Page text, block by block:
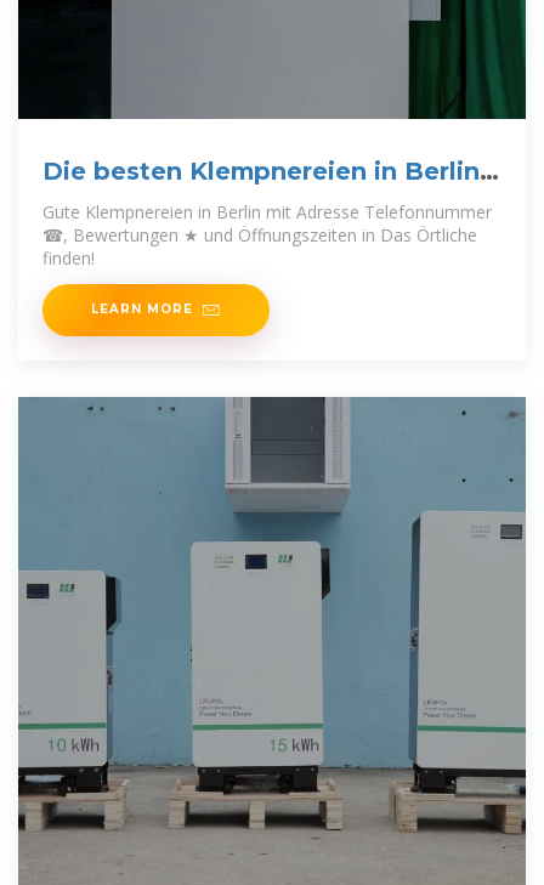
Die besten Klempnereien in Berlin |
Das Örtliche
Gute Klempnereien in Berlin mit Adresse Telefonnummer
☎, Bewertungen ★ und Öffnungszeiten in Das Örtliche
finden!
LEARN MORE